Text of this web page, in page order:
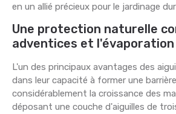
en un allié précieux pour le jardinage
Une protection naturelle
adventices et l'évaporation
L'un des principaux avantages des
dans leur capacité à former une
considérablement la croissance des
déposant une couche d'aiguilles de